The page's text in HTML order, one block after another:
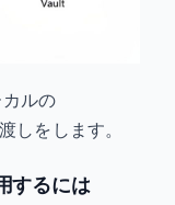
ルの
しをします。
するには